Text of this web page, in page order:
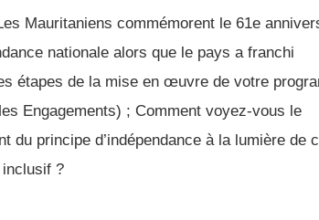
Mauritaniens commémorent le 61e
nationale alors que le pays a franchi
étapes de la mise en œuvre de votre
Engagements) ; Comment voyez-vous le
du principe d’indépendance à la lumière de
inclusif ?